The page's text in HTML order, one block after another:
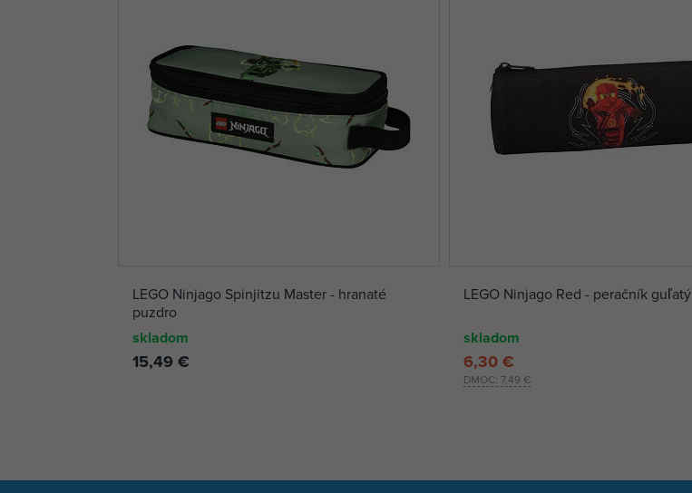
LEGO Ninjago Spinjitzu Master - hranaté
puzdro
skladom
15,49 €
LEGO Ninjago Red - peračník guľatý
skladom
DMOC: 7,49 €
6,30 €